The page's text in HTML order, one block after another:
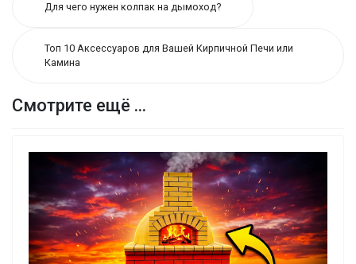
Для чего нужен колпак на дымоход?
Топ 10 Аксессуаров для Вашей Кирпичной Печи или
Камина
Смотрите ещё ...